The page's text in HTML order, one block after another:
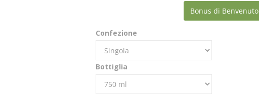
Bonus di Benvenuto
Confezione
Bottiglia